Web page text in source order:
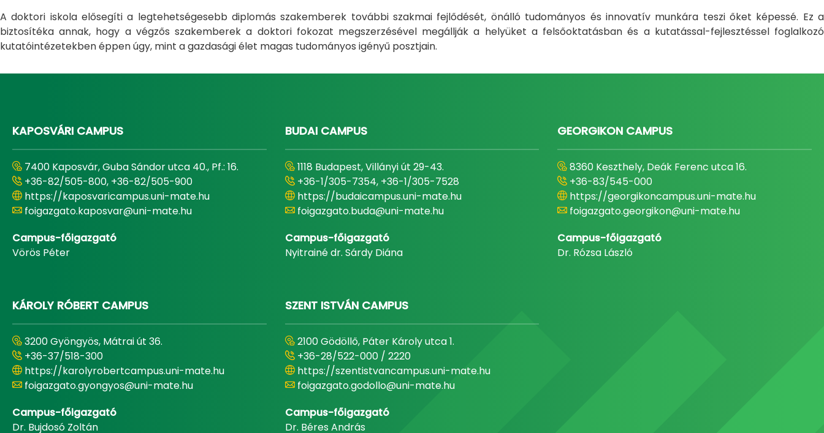
A doktori iskola elősegíti a legtehetségesebb diplomás szakemberek további szakmai fejlődését, önálló tudományos és innovatív munkára teszi őket képessé. Ez a
biztosítéka annak, hogy a végzős szakemberek a doktori fokozat megszerzésével megállják a helyüket a felsőoktatásban és a kutatással-fejlesztéssel foglalkozó
kutatóintézetekben éppen úgy, mint a gazdasági élet magas tudományos igényű posztjain.
KAPOSVÁRI CAMPUS
7400 Kaposvár, Guba Sándor utca 40., Pf.: 16.
+36-82/505-800, +36-82/505-900
https://kaposvaricampus.uni-mate.hu
foigazgato.kaposvar@uni-mate.hu
Campus-főigazgató
Vörös Péter
BUDAI CAMPUS
1118 Budapest, Villányi út 29-43.
+36-1/305-7354, +36-1/305-7528
https://budaicampus.uni-mate.hu
foigazgato.buda@uni-mate.hu
Campus-főigazgató
Nyitrainé dr. Sárdy Diána
GEORGIKON CAMPUS
8360 Keszthely, Deák Ferenc utca 16.
+36-83/545-000
https://georgikoncampus.uni-mate.hu
foigazgato.georgikon@uni-mate.hu
Campus-főigazgató
Dr. Rózsa László
KÁROLY RÓBERT CAMPUS
3200 Gyöngyös, Mátrai út 36.
+36-37/518-300
https://karolyrobertcampus.uni-mate.hu
foigazgato.gyongyos@uni-mate.hu
Campus-főigazgató
Dr. Bujdosó Zoltán
SZENT ISTVÁN CAMPUS
2100 Gödöllő, Páter Károly utca 1.
+36-28/522-000 / 2220
https://szentistvancampus.uni-mate.hu
foigazgato.godollo@uni-mate.hu
Campus-főigazgató
Dr. Béres András